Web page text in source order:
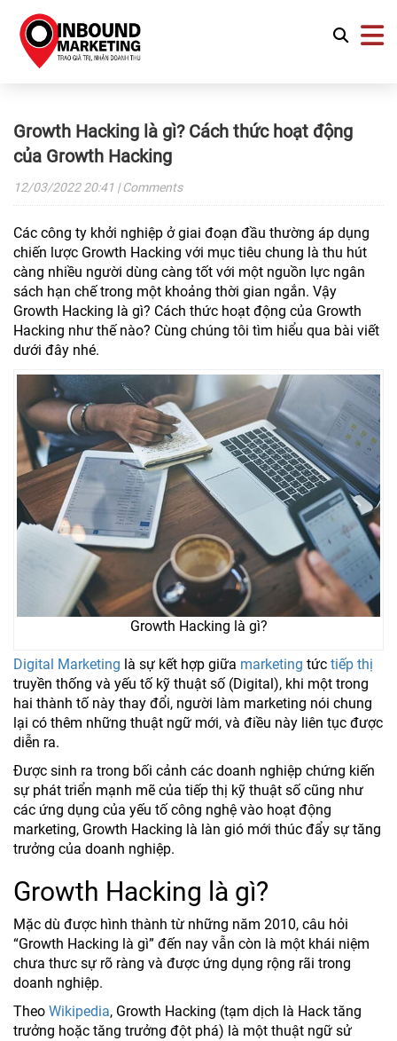
Growth Hacking là gì? Cách thức hoạt động
của Growth Hacking
12/03/202220:41 | Comments
Các công ty khởi nghiệp ở giai đoạn đầu thường áp dụng
chiến lược Growth Hacking với mục tiêu chung là thu hút
càng nhiều người dùng càng tốt với một nguồn lực ngân
sách hạn chế trong một khoảng thời gian ngắn. Vậy
Growth Hacking là gì? Cách thức hoạt động của Growth
Hacking như thế nào? Cùng chúng tôi tìm hiểu qua bài viết
dưới đây nhé.
Growth Hacking là gì?
Digital Marketing là sự kết hợp giữa marketing tức tiếp thị
truyền thống và yếu tố kỹ thuật số (Digital), khi một trong
hai thành tố này thay đổi, người làm marketing nói chung
lại có thêm những thuật ngữ mới, và điều này liên tục được
diễn ra.
Được sinh ra trong bối cảnh các doanh nghiệp chứng kiến
sự phát triển mạnh mẽ của tiếp thị kỹ thuật số cũng như
các ứng dụng của yếu tố công nghệ vào hoạt động
marketing, Growth Hacking là làn gió mới thúc đẩy sự tăng
trưởng của doanh nghiệp.
Growth Hacking là gì?
Mặc dù được hình thành từ những năm 2010, câu hỏi
“Growth Hacking là gì” đến nay vẫn còn là một khái niệm
chưa thưc sự rõ ràng và được ứng dụng rộng rãi trong
doanh nghiệp.
Theo Wikipedia, Growth Hacking (tạm dịch là Hack tăng
trưởng hoặc tăng trưởng đột phá) là một thuật ngữ sử